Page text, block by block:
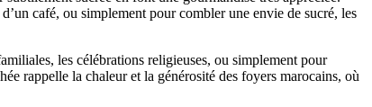
café, ou simplement pour combler une envie de sucré, les
les célébrations religieuses, ou simplement pour
rappelle la chaleur et la générosité des foyers marocains, où